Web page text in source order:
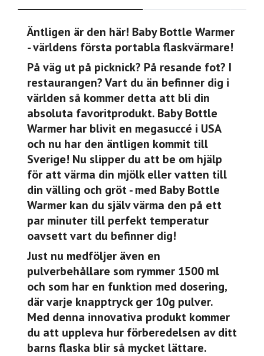
Äntligen är den här! Baby Bottle Warmer
- världens första portabla flaskvärmare!
På väg ut på picknick? På resande fot? I
restaurangen? Vart du än befinner dig i
världen så kommer detta att bli din
absoluta favoritprodukt. Baby Bottle
Warmer har blivit en megasuccé i USA
och nu har den äntligen kommit till
Sverige! Nu slipper du att be om hjälp
för att värma din mjölk eller vatten till
din välling och gröt - med Baby Bottle
Warmer kan du själv värma den på ett
par minuter till perfekt temperatur
oavsett vart du befinner dig!
Just nu medföljer även en
pulverbehållare som rymmer 1500 ml
och som har en funktion med dosering,
där varje knapptryck ger 10g pulver.
Med denna innovativa produkt kommer
du att uppleva hur förberedelsen av ditt
barns flaska blir så mycket lättare.